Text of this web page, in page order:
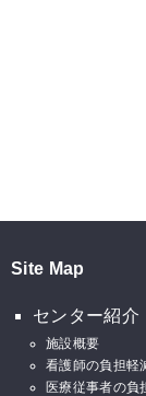
Site Map
センター紹介
施設概要
看護師の負担軽
医療従事者の負